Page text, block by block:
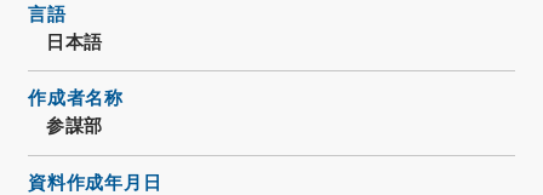
言語
日本語
作成者名称
参謀部
資料作成年月日